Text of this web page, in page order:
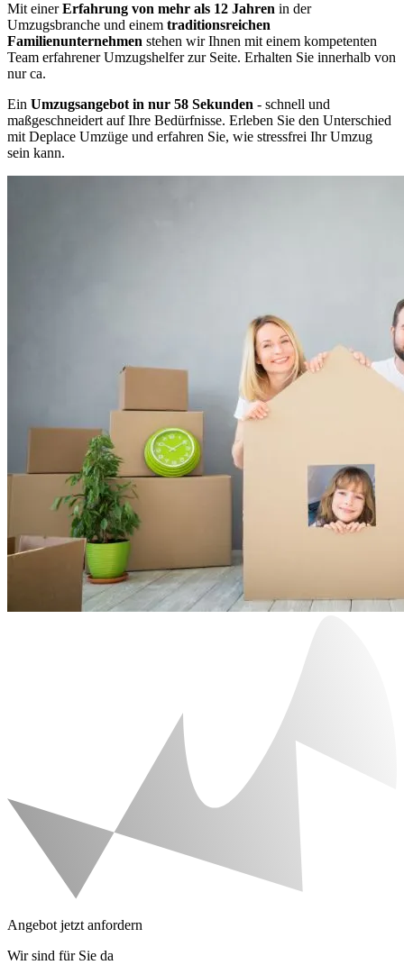
Mit einerErfahrung von mehr als 12 Jahren in der
Umzugsbranche und einem traditionsreichen
Familienunternehmen stehen wir Ihnen mit einem kompetenten
Team erfahrener Umzugshelfer zur Seite. Erhalten Sie innerhalb von
nur ca.
Ein Umzugsangebot in nur 58 Sekunden - schnell und
maßgeschneidert auf Ihre Bedürfnisse. Erleben Sie den Unterschied
mit Deplace Umzüge und erfahren Sie, wie stressfrei Ihr Umzug
sein kann.
Angebot jetzt anfordern
Wir sind für Sie da